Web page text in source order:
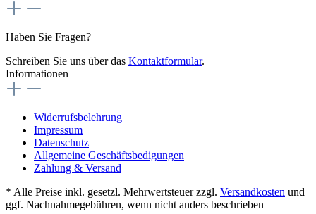
Haben Sie Fragen?
Schreiben Sie uns über das Kontaktformular.
Informationen
Widerrufsbelehrung
Impressum
Datenschutz
Allgemeine Geschäftsbedigungen
Zahlung & Versand
* Alle Preise inkl. gesetzl. Mehrwertsteuer zzgl. Versandkosten und
ggf. Nachnahmegebühren, wenn nicht anders beschrieben